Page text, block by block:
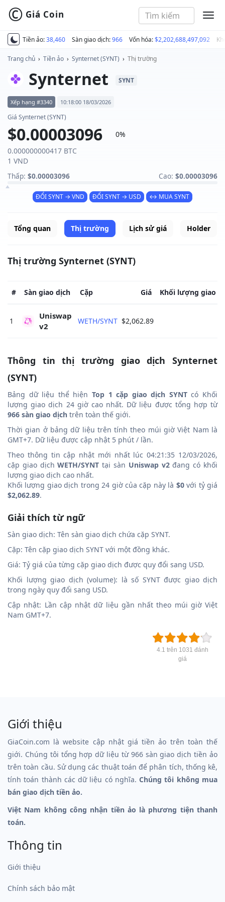
Tiền ảo:38,460 Sàn giao dịch:966 Vốn hóa:$2,202,688,497,092
© Giá Coin
Trang chủ › Tiền ảo › Synternet (SYNT) › Thị trường
Synternet SYNT
Xếp hạng #3340 10:18:00 18/03/2026
Giá Synternet (SYNT)
$0.00003096
0%
0.000000000417 BTC
1 VND
Thấp: $0.00003096 Cao: $0.00003096
ĐỔI SYNT → VND ĐỔI SYNT → USD ↔ MUA SYNT
Tổng quan Thị trường Lịch sử giá Holder
Thị trường Synternet (SYNT)
# Sàn giao dịch Cặp Giá Khối lượng giao
1
Uniswap
v2
WETH/SYNT $2,062.89
Thông tin thị trường giao dịch Synternet
(SYNT)
Bảng dữ liệu thể hiện Top 1 cặp giao dịch SYNTcó Khối
lượng giao dịch 24 giờ cao nhất. Dữ liệu được tổng hợp từ
966 sàn giao dịch trên toàn thế giới.
Thời gian ở bảng dữ liệu trên tính theo múi giờ Việt Nam là
GMT+7. Dữ liệu được cập nhật 5 phút / lần.
Theo thông tin cập nhật mới nhất lúc 04:21:35 12/03/2026,
cặp giao dịchWETH/SYNT tại sàn Uniswap v2đang có khối
lượng giao dịch cao nhất.
Khối lượng giao dịch trong 24 giờ của cặp này là $0với tỷ giá
$2,062.89.
Giải thích từ ngữ
Sàn giao dịch: Tên sàn giao dịch chứa cặp SYNT.
Cặp: Tên cặp giao dịch SYNT với một đồng khác.
Giá: Tỷ giá của từng cặp giao dịch được quy đổi sang USD.
Khối lượng giao dịch (volume): là số SYNT được giao dịch
trong ngày quy đổi sang USD.
Cập nhật: Lần cập nhật dữ liệu gần nhất theo múi giờ Việt
Nam GMT+7.
4.1 trên 1031 đánh
giá
Giới thiệu
GiaCoin.com là website cập nhật giá tiền ảo trên toàn thế
giới. Chúng tôi tổng hợp dữ liệu từ 966 sàn giao dịch tiền ảo
trên toàn cầu. Sử dụng các thuật toán để phân tích, thống kê,
tính toán thành các dữ liệu có nghĩa.Chúng tôi không mua
bán giao dịch tiền ảo.
Việt Nam không công nhận tiền ảo là phương tiện thanh
toán.
Thông tin
Giới thiệu
Chính sách bảo mật